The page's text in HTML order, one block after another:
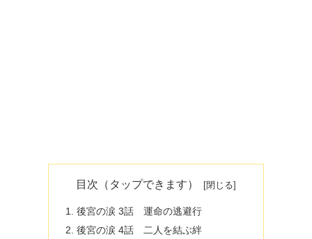
目次（タップできます）
後宮の涙 3話 運命の逃避行
後宮の涙 4話 二人を結ぶ絆